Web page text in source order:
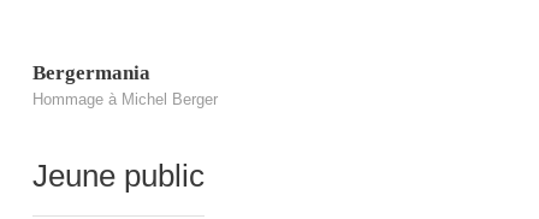
Bergermania
Hommage à Michel Berger
Jeune public